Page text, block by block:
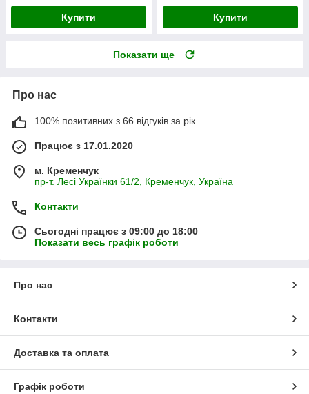
Купити Купити
Показати ще
Про нас
100% позитивних з 66 відгуків за рік
Працює з 17.01.2020
м. Кременчук
пр-т. Лесі Українки 61/2, Кременчук, Україна
Контакти
Сьогодні працює з 09:00 до 18:00
Показати весь графік роботи
Про нас
Контакти
Доставка та оплата
Графік роботи